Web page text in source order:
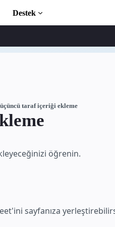
Destek
taraf içeriği ekleme
öğrenin.
sayfanıza